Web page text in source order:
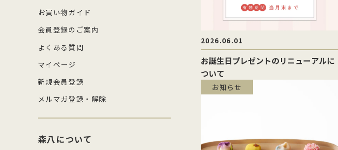
2026.06.01
お誕生日プレゼントのリニューアルに
ついて
お知らせ
お買い物ガイド
会員登録のご案内
よくある質問
マイページ
新規会員登録
メルマガ登録・解除
森八について